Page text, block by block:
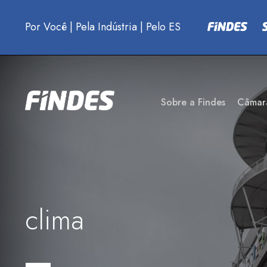
Por Você | Pela Indústria | Pelo ES
Sobre a Findes
clima